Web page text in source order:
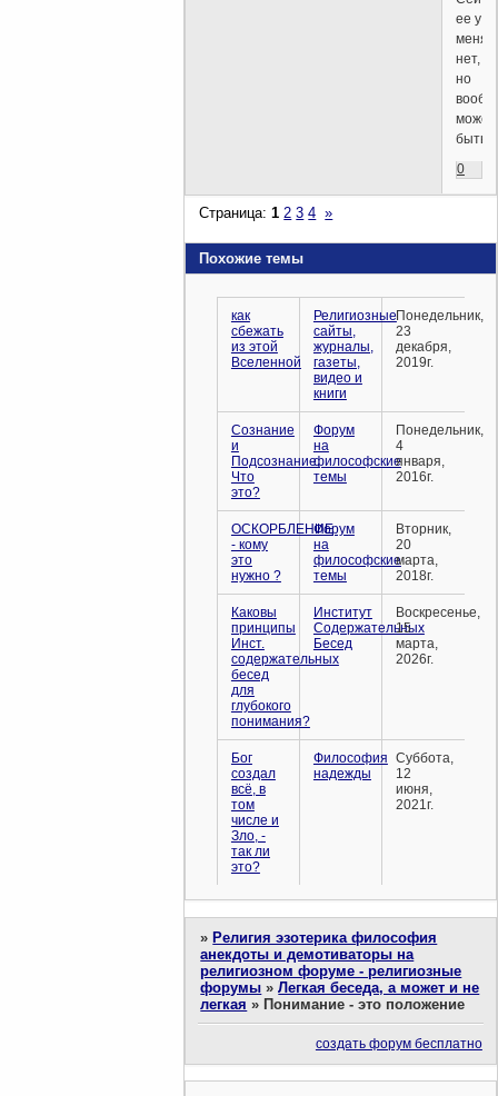
ее у
меня
нет,
но
может
быть)
0
Страница:1 2 3 4 »
Похожие темы
как
сбежать
из этой
Вселенной
Религиозные
сайты,
журналы,
газеты,
видео и
книги
Понедельник,
23
декабря,
2019г.
Сознание
и
Подсознание.
Что
это?
Форум
на
философские
темы
Понедельник,
4
января,
2016г.
ОСКОРБЛЕНИЕ
- кому
это
нужно ?
Форум
на
философские
темы
Вторник,
20
марта,
2018г.
Каковы
принципы
Инст.
содержательных
бесед
для
глубокого
понимания?
Институт
Содержательных
Бесед
Воскресенье,
15
марта,
2026г.
Бог
создал
всё, в
том
числе и
Зло, -
так ли
это?
Философия
надежды
Суббота,
12
июня,
2021г.
» Религия эзотерика философия
анекдоты и демотиваторы на
религиозном форуме - религиозные
форумы »Легкая беседа, а может и не
легкая » Понимание - это положение
создать форум бесплатно